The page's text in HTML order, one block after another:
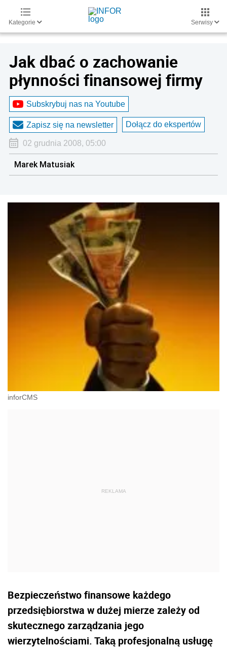
Kategorie Serwisy
Jak dbać o zachowanie
płynności finansowej firmy
Subskrybuj nas na Youtube
Zapisz się na newsletter Dołącz do ekspertów
02 grudnia 2008, 05:00
Marek Matusiak
inforCMS
Bezpieczeństwo finansowe każdego
przedsiębiorstwa w dużej mierze zależy od
skutecznego zarządzania jego
wierzytelnościami. Taką profesjonalną usługę